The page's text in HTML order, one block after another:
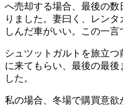
へ売却する場合、最後の
りました。妻曰く、レン
しんだ車がいい。この一言
シュツットガルトを旅立
に来てもらい、最後の最後
した。
私の場合、冬場で購買意欲